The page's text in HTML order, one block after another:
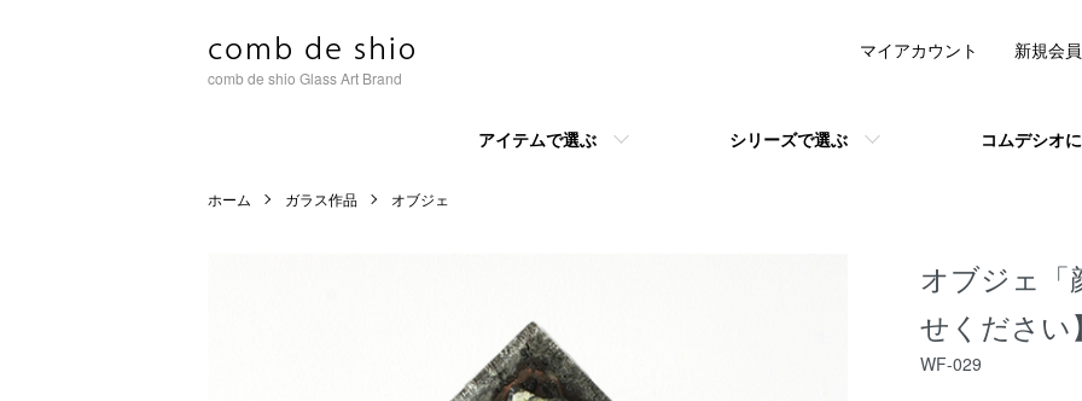
comb de shio Glass Art Brand
アイテムで選ぶ シリーズで選ぶ コムデシオ
マイアカウント 新規会
ホーム ガラス作品 オブジェ
オブジェ「
せください】
WF-029